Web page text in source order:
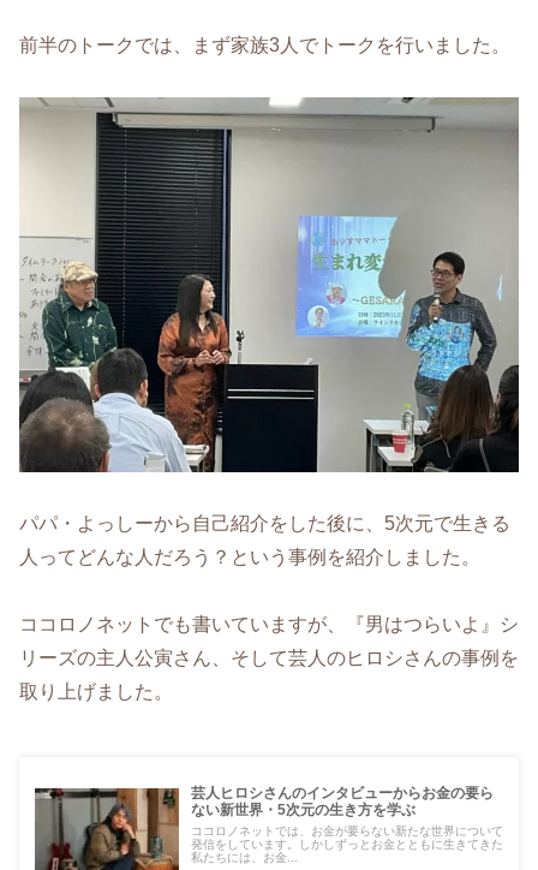
前半のトークでは、まず家族3人でトークを行いました。
パパ・よっしーから自己紹介をした後に、5次元で生きる
人ってどんな人だろう？という事例を紹介しました。
ココロノネットでも書いていますが、『男はつらいよ』シ
リーズの主人公寅さん、そして芸人のヒロシさんの事例を
取り上げました。
芸人ヒロシさんのインタビューからお金の要ら
ない新世界・5次元の生き方を学ぶ
ココロノネットでは、お金が要らない新たな世界について
発信をしています。しかしずっとお金とともに生きてきた
私たちには、お金...